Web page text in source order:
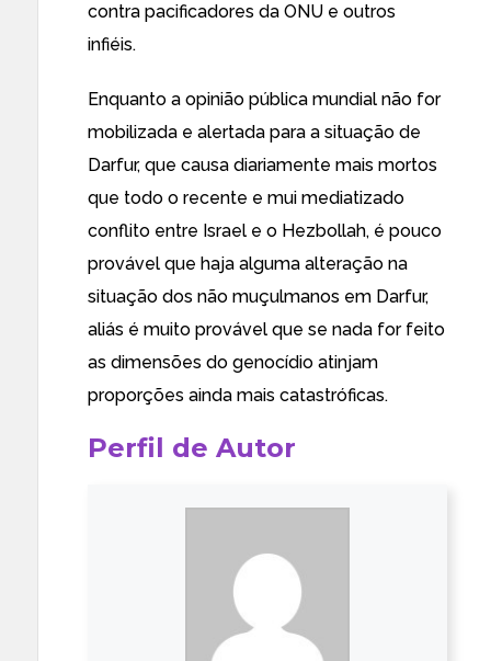
contra pacificadores da ONU e outros
infiéis.
Enquanto a opinião pública mundial não for
mobilizada e alertada para a situação de
Darfur, que causa diariamente mais mortos
que todo o recente e mui mediatizado
conflito entre Israel e o Hezbollah, é pouco
provável que haja alguma alteração na
situação dos não muçulmanos em Darfur,
aliás é muito provável que se nada for feito
as dimensões do genocídio atinjam
proporções ainda mais catastróficas.
Perfil de Autor